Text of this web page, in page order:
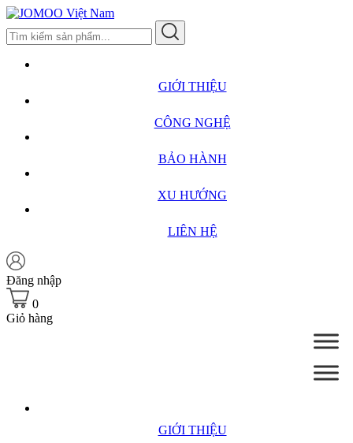
Skip
to
content
GIỚI THIỆU
CÔNG NGHỆ
BẢO HÀNH
XU HƯỚNG
LIÊN HỆ
Đăng nhập
0
Giỏ hàng
GIỚI THIỆU